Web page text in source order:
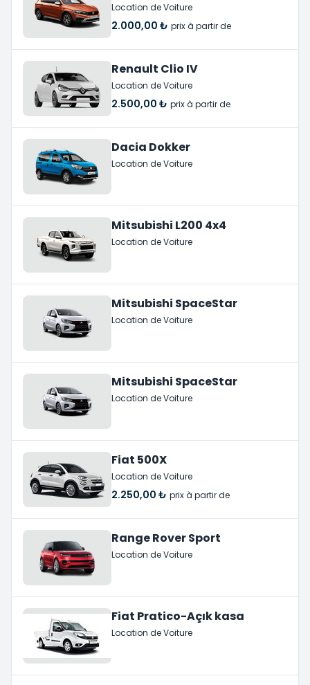
Location de Voiture
2.000,00 ₺ prix à partir de
Renault Clio IV
Location de Voiture
2.500,00 ₺ prix à partir de
Dacia Dokker
Location de Voiture
Mitsubishi L200 4x4
Location de Voiture
Mitsubishi SpaceStar
Location de Voiture
Mitsubishi SpaceStar
Location de Voiture
Fiat 500X
Location de Voiture
2.250,00 ₺ prix à partir de
Range Rover Sport
Location de Voiture
Fiat Pratico-Açık kasa
Location de Voiture